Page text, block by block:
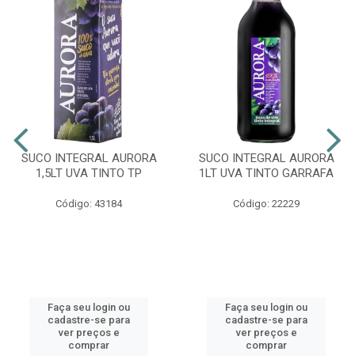
SUCO INTEGRAL AURORA
1,5LT UVA TINTO TP
Código: 43184
Faça seu login ou
cadastre-se para
ver preços e
comprar
SUCO INTEGRAL AURORA
1LT UVA TINTO GARRAFA
Código: 22229
Faça seu login ou
cadastre-se para
ver preços e
comprar